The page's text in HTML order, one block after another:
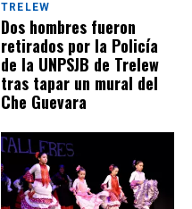
TRELEW
Dos hombres fueron
retirados por la Policía
de la UNPSJB de Trelew
tras tapar un mural del
Che Guevara